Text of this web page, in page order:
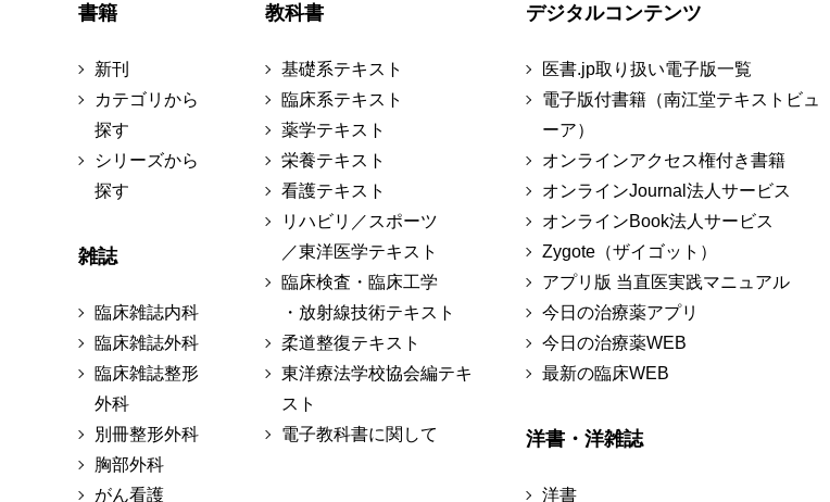
書籍
新刊
カテゴリから
探す
シリーズから
探す
雑誌
臨床雑誌内科
臨床雑誌外科
臨床雑誌整形
外科
別冊整形外科
胸部外科
がん看護
教科書
基礎系テキスト
臨床系テキスト
薬学テキスト
栄養テキスト
看護テキスト
リハビリ／スポーツ
／東洋医学テキスト
臨床検査・臨床工学
・放射線技術テキスト
柔道整復テキスト
東洋療法学校協会編テキ
スト
電子教科書に関して
デジタルコンテンツ
医書.jp取り扱い電子版一覧
電子版付書籍（南江堂テキストビュ
ーア）
オンラインアクセス権付き書籍
オンラインJournal法人サービス
オンラインBook法人サービス
Zygote（ザイゴット）
アプリ版 当直医実践マニュアル
今日の治療薬アプリ
今日の治療薬WEB
最新の臨床WEB
洋書・洋雑誌
洋書